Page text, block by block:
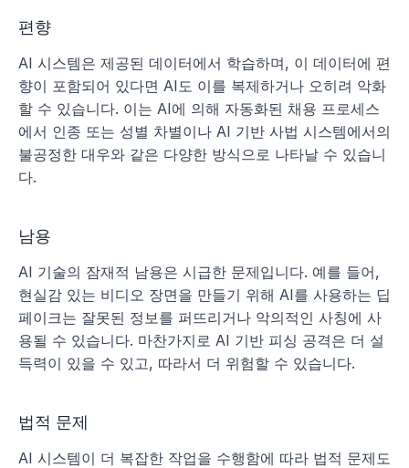
편향
AI 시스템은 제공된 데이터에서 학습하며, 이 데이터에 편
향이 포함되어 있다면 AI도 이를 복제하거나 오히려 악화
할 수 있습니다. 이는 AI에 의해 자동화된 채용 프로세스
에서 인종 또는 성별 차별이나 AI 기반 사법 시스템에서의
불공정한 대우와 같은 다양한 방식으로 나타날 수 있습니
다.
남용
AI 기술의 잠재적 남용은 시급한 문제입니다. 예를 들어,
현실감 있는 비디오 장면을 만들기 위해 AI를 사용하는 딥
페이크는 잘못된 정보를 퍼뜨리거나 악의적인 사칭에 사
용될 수 있습니다. 마찬가지로 AI 기반 피싱 공격은 더 설
득력이 있을 수 있고, 따라서 더 위험할 수 있습니다.
법적 문제
AI 시스템이 더 복잡한 작업을 수행함에 따라 법적 문제도